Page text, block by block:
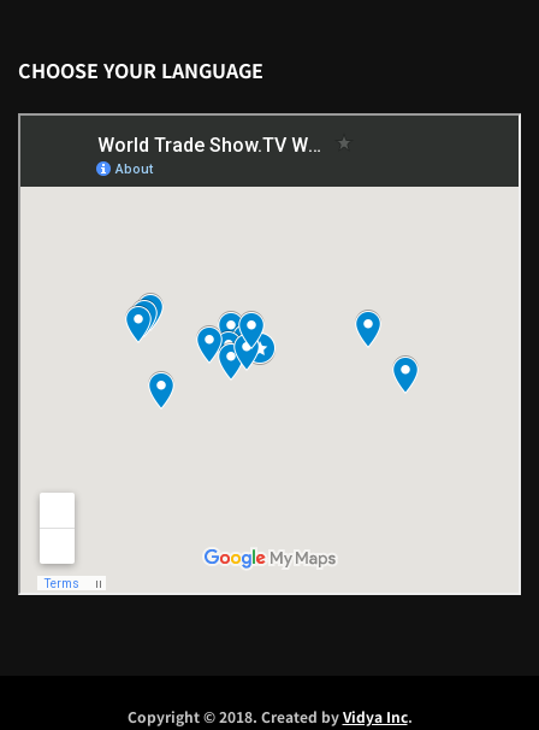
CHOOSE YOUR LANGUAGE
Copyright © 2018. Created byVidya Inc.